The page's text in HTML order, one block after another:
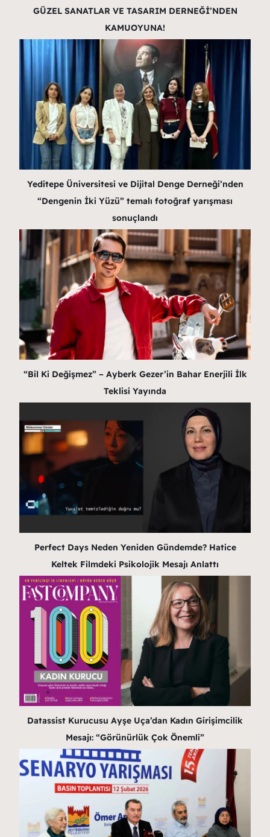
GÜZEL SANATLAR VE TASARIM DERNEĞİ’NDEN
KAMUOYUNA!
Yeditepe Üniversitesi ve Dijital Denge Derneği’nden
“Dengenin İki Yüzü” temalı fotoğraf yarışması
sonuçlandı
“Bil Ki Değişmez” – Ayberk Gezer’in Bahar Enerjili İlk
Teklisi Yayında
Perfect Days Neden Yeniden Gündemde? Hatice
Keltek Filmdeki Psikolojik Mesajı Anlattı
Datassist Kurucusu Ayşe Uça’dan Kadın Girişimcilik
Mesajı: “Görünürlük Çok Önemli”